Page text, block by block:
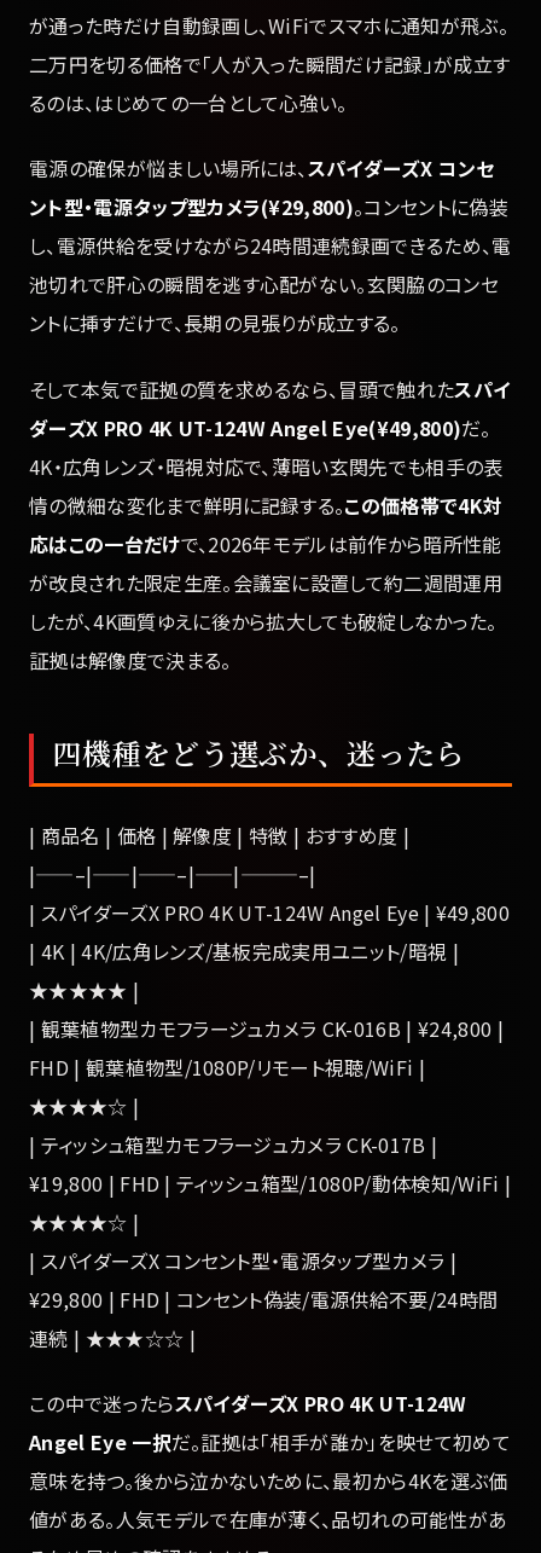
が通った時だけ自動録画し、WiFiでスマホに通知が飛ぶ。
二万円を切る価格で「人が入った瞬間だけ記録」が成立す
るのは、はじめての一台として心強い。
電源の確保が悩ましい場所には、スパイダーズX コンセ
ント型・電源タップ型カメラ(¥29,800)。コンセントに偽装
し、電源供給を受けながら24時間連続録画できるため、電
池切れで肝心の瞬間を逃す心配がない。玄関脇のコンセ
ントに挿すだけで、長期の見張りが成立する。
そして本気で証拠の質を求めるなら、冒頭で触れたスパイ
ダーズX PRO 4K UT-124W Angel Eye(¥49,800)だ。
4K・広角レンズ・暗視対応で、薄暗い玄関先でも相手の表
情の微細な変化まで鮮明に記録する。この価格帯で4K対
応はこの一台だけで、2026年モデルは前作から暗所性能
が改良された限定生産。会議室に設置して約二週間運用
したが、4K画質ゆえに後から拡大しても破綻しなかった。
証拠は解像度で決まる。
四機種をどう選ぶか、迷ったら
| 商品名 | 価格 | 解像度 | 特徴 | おすすめ度 |
|——–|——|——–|——|———–|
| スパイダーズX PRO 4K UT-124W Angel Eye | ¥49,800
| 4K | 4K/広角レンズ/基板完成実用ユニット/暗視 |
★★★★★ |
| 観葉植物型カモフラージュカメラ CK-016B | ¥24,800 |
FHD | 観葉植物型/1080P/リモート視聴/WiFi |
★★★★☆ |
| ティッシュ箱型カモフラージュカメラ CK-017B |
¥19,800 | FHD | ティッシュ箱型/1080P/動体検知/WiFi |
★★★★☆ |
| スパイダーズX コンセント型・電源タップ型カメラ |
¥29,800 | FHD | コンセント偽装/電源供給不要/24時間
連続 | ★★★☆☆ |
この中で迷ったらスパイダーズX PRO 4K UT-124W
Angel Eye 一択だ。証拠は「相手が誰か」を映せて初めて
意味を持つ。後から泣かないために、最初から4Kを選ぶ価
値がある。人気モデルで在庫が薄く、品切れの可能性があ